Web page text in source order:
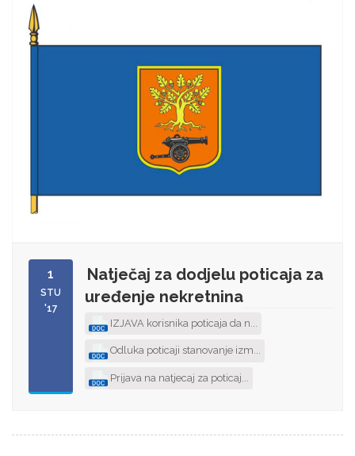
1
STU
'17
Natječaj za dodjelu poticaja za
uređenje nekretnina
IZJAVA korisnika poticaja da n...
Odluka poticaji stanovanje izm...
Prijava na natjecaj za poticaj...